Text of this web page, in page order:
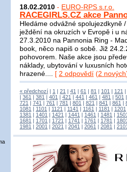
18.02.2010 - EURO-RPS s.r.o.
RACEGIRLS.CZ akce
Hledáme odvážné spolujezdkyně
ježdění na okruzích v Evropě i u
27.3.2010 na Pannonia Ring -
book, něco napiš o sobě. Již
pohovorem. Naše akce jsou
náklady, ubytování v luxusních
hrazené.... [ 2 odpovědí (2 nových
« předchozí | 1 | 21 | 41 | 61 | 81 | 101 | 121 |
| 361 | 381 | 401 | 421 | 441 | 461 | 481 | 501
721 | 741 | 761 | 781 | 801 | 821 | 841 | 861 |
1081 | 1101 | 1121 | 1141 | 1161 | 1181 | 1201
1381 | 1401 | 1421 | 1441 | 1461 | 1481 |
1681 | 1701 | 1721 | 1741 | 1761 | 1781 |
1981 | 2001 | 2021 | 2041 | 2061 | 2081 |